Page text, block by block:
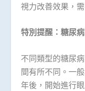
視力改善效果，
特別提醒：糖尿
不同類型的糖尿
間有所不同。一
年後，開始進行